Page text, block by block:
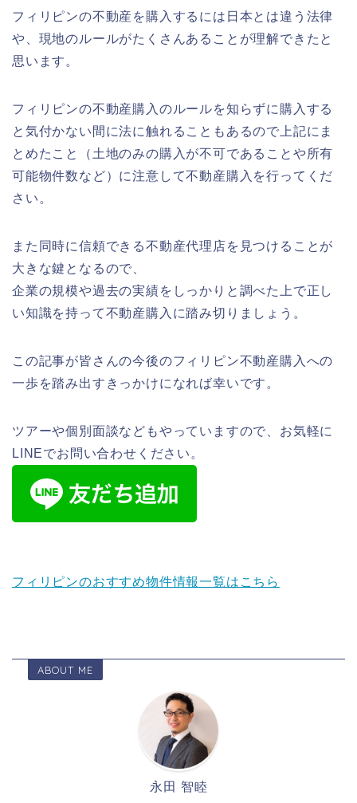
フィリピンの不動産を購入するには日本とは違う法律
や、現地のルールがたくさんあることが理解できたと
思います。
フィリピンの不動産購入のルールを知らずに購入する
と気付かない間に法に触れることもあるので上記にま
とめたこと
（土地のみの購入が不可であることや所有
可能物件数など）に注意して不動産購入を行ってくだ
さい。
また同時に信頼できる不動産代理店を見つけることが
大きな鍵となるので、
企業の規模や過去の実績を しっかりと調べた上で正し
い知識を持って不動産購入に踏み切りましょう。
この記事が皆さんの今後のフィリピン不動産購入への
一歩を踏み出すきっかけになれば幸いです。
ツアーや個別面談などもやっていますので、お気軽に
LINEでお問い合わせください。
フィリピンのおすすめ物件情報一覧はこちら
ABOUT ME
永田 智睦